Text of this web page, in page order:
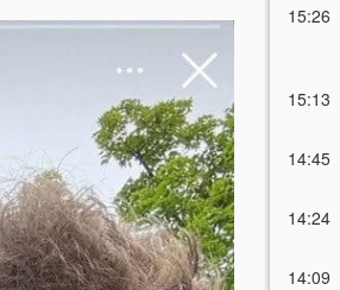
15:26
15:13
14:45
14:24
14:09